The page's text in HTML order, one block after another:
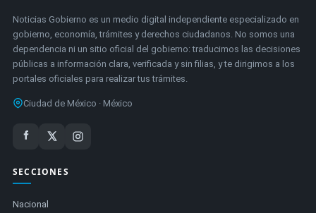
Noticias Gobierno es un medio digital independiente especializado en
gobierno, economía, trámites y derechos ciudadanos. No somos una
dependencia ni un sitio oficial del gobierno: traducimos las decisiones
públicas a información clara, verificada y sin filias, y te dirigimos a los
portales oficiales para realizar tus trámites.
Ciudad de México · México
SECCIONES
Nacional